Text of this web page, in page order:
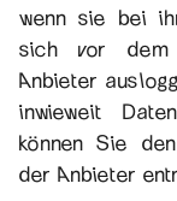
wenn sie bei
sich vor dem
Anbieter
inwieweit
können Sie
der Anbieter